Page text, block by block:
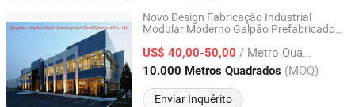
Novo Design Fabricação Industrial
Modular Moderno Galpão Prefabricado
Construçãoem Aço
US$ 40,00-50,00 / Metro Quadrado
10.000 Metros Quadrados (MOQ)
Enviar Inquérito
Qingdao Jingdao Credit Construction Steel Structure Co.,
Shandong, China Desde 2012